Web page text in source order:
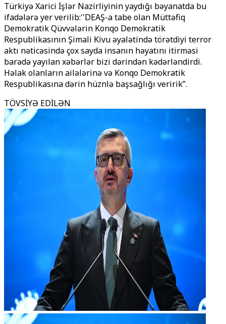
Türkiyə Xarici İşlər Nazirliyinin yaydığı bəyanatda bu
ifadələrə yer verilib:''DEAŞ-a tabe olan Müttəfiq
Demokratik Qüvvələrin Konqo Demokratik
Respublikasının Şimali Kivu əyalətində törətdiyi terror
aktı nəticəsində çox sayda insanın həyatını itirməsi
barədə yayılan xəbərlər bizi dərindən kədərləndirdi.
Həlak olanların ailələrinə və Konqo Demokratik
Respublikasına dərin hüznlə başsağlığı veririk’’.
TÖVSİYƏ EDİLƏN